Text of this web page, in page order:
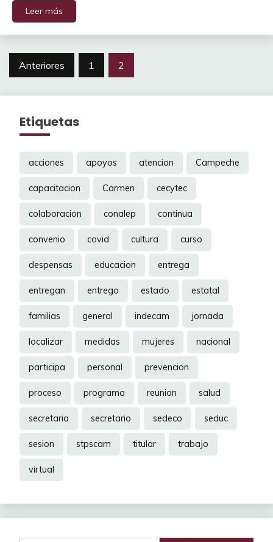
Leer más
Navegación
Anteriores 1 2
Etiquetas
acciones apoyos atencion Campeche
capacitacion Carmen cecytec
colaboracion conalep continua
convenio covid cultura curso
despensas educacion entrega
entregan entrego estado estatal
familias general indecam jornada
localizar medidas mujeres nacional
participa personal prevencion
proceso programa reunion salud
secretaria secretario sedeco seduc
sesion stpscam titular trabajo
virtual